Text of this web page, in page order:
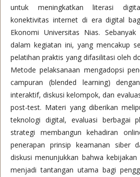
untuk meningkatkan literasi
konektivitas internet di era digital
Ekonomi Universitas Nias.
dalam kegiatan ini, yang mencakup
pelatihan praktis yang difasilitasi oleh
Metode pelaksanaan mengadopsi
campuran (blended learning)
interaktif, diskusi kelompok, dan
post-test. Materi yang diberikan
teknologi digital, evaluasi berbagai
strategi membangun kehadiran
penerapan prinsip keamanan siber
diskusi menunjukkan bahwa
menjadi tantangan utama bagi